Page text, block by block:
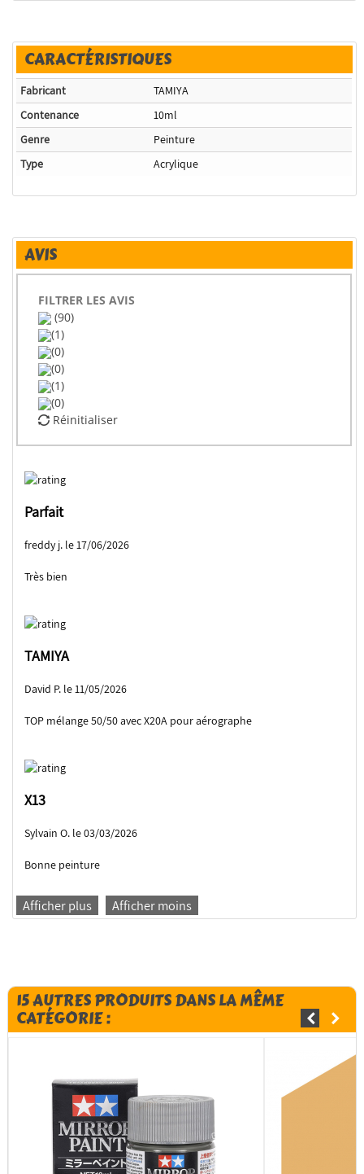
CARACTÉRISTIQUES
Fabricant
TAMIYA
Contenance
10ml
Genre
Peinture
Type
Acrylique
AVIS
FILTRER LES AVIS
(90)
(1)
(0)
(0)
(1)
(0)
Réinitialiser
Parfait
freddy j. le 17/06/2026
Très bien
TAMIYA
David P. le 11/05/2026
TOP mélange 50/50 avec X20A pour aérographe
X13
Sylvain O. le 03/03/2026
Bonne peinture
Afficher plus Afficher moins
15 AUTRES PRODUITS DANS LA MÊME
CATÉGORIE :